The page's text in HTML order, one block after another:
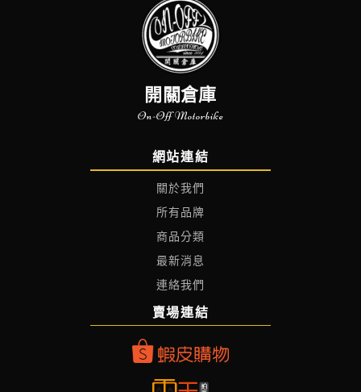
開關倉庫
On-Off Motorbike
網站連結
關於我們
所有品牌
商品分類
最新消息
連絡我們
賣場連結